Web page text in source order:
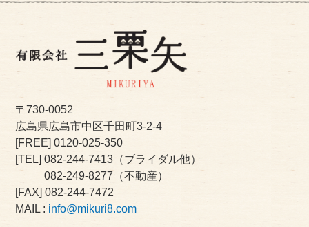
〒730-0052
広島県広島市中区千田町3-2-4
[FREE]0120-025-350
[TEL] 082-244-7413 （ブライダル他）
082-249-8277 （不動産）
[FAX] 082-244-7472
MAIL : info@mikuri8.com